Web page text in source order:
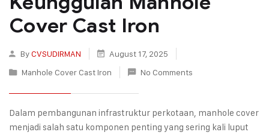
Cover Cast Iron
ByCVSUDIRMAN
August 17, 2025
Manhole Cover Cast Iron
No Comments
Dalam pembangunan infrastruktur perkotaan, manhole cover
menjadi salah satu komponen penting yang sering kali luput